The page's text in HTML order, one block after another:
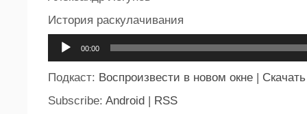
История раскулачивания
00:00
Подкаст: Воспроизвести в новом окне
Скачать
Subscribe: Android RSS